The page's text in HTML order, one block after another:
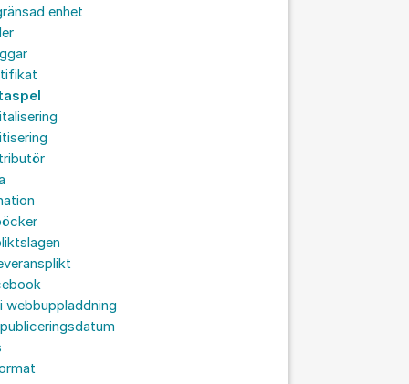
enhet
webbuppladdning